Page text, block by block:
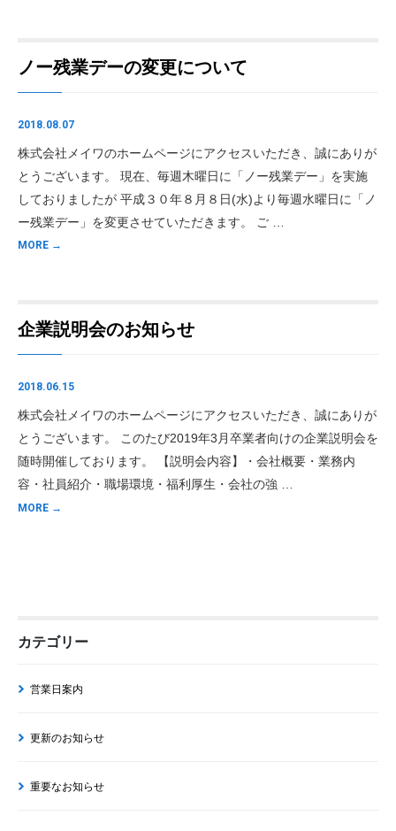
ノー残業デーの変更について
2018.08.07
株式会社メイワのホームページにアクセスいただき、誠にありが
とうございます。 現在、毎週木曜日に「ノー残業デー」を実施
しておりましたが 平成３０年８月８日(水)より毎週水曜日に「ノ
ー残業デー」を変更させていただきます。 ご …
MORE →
企業説明会のお知らせ
2018.06.15
株式会社メイワのホームページにアクセスいただき、誠にありが
とうございます。 このたび2019年3月卒業者向けの企業説明会を
随時開催しております。 【説明会内容】・会社概要・業務内
容・社員紹介・職場環境・福利厚生・会社の強 …
MORE →
カテゴリー
営業日案内
更新のお知らせ
重要なお知らせ